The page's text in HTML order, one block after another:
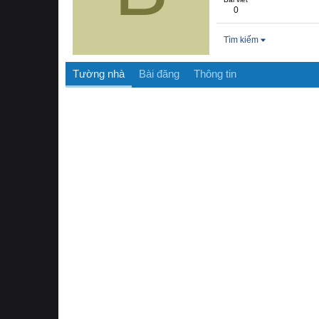
0
Tìm kiếm
Tường nhà Bài đăng Thông tin